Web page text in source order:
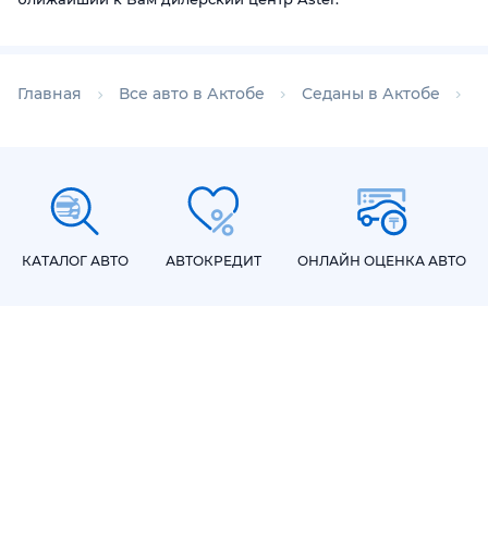
Главная Все авто в Актобе Седаны в Актобе
КАТАЛОГ АВТО АВТОКРЕДИТ ОНЛАЙН ОЦЕНКА АВТО